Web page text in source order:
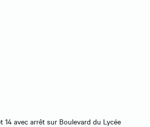
14 avec arrêt sur Boulevard du Lycée